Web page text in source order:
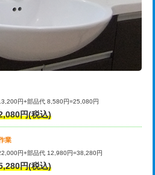
・HI）使
管・銅
まで)
44,000円
管・銅
超え)
め戻し作
まで） 55,000円
・清掃・修
軽作業）
11,000円
・清掃・修
中作業）
22,000円
・清掃・修
（重作業）
33,000円
円+部品代 8,580円=25,080円
円(税込)
業
円+部品代 12,980円=38,280円
円(税込)